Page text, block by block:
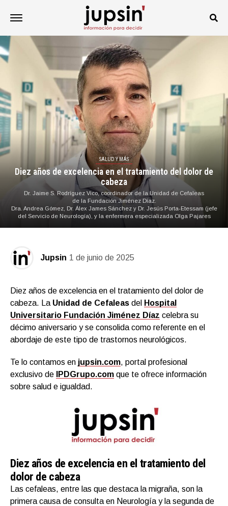
SALUD Y MÁS
Diez años de excelencia en el tratamiento del dolor de
cabeza
Dr. Jaime S. Rodríguez Vico, coordinador de la Unidad de Cefaleas
de la Fundación Jiménez Díaz.
Dra. Andrea Gómez, Dr. Álex James Sánchez y Dr. Jesús Porta-Etessam (jefe
del Servicio de Neurología), y la enfermera especializada Olga Pajares
Jupsin 1 de junio de 2025
Diez años de excelencia en el tratamiento del dolor de
cabeza. La Unidad de Cefaleas del Hospital
Universitario Fundación Jiménez Díaz celebra su
décimo aniversario y se consolida como referente en el
abordaje de este tipo de trastornos neurológicos.
Te lo contamos en jupsin.com, portal profesional
exclusivo de
IPDGrupo.com que te ofrece información
sobre salud e igualdad.
Diez años de excelencia en el tratamiento del
dolor de cabeza
Las cefaleas, entre las que destaca la migraña, son la
primera causa de consulta en Neurología y la segunda de